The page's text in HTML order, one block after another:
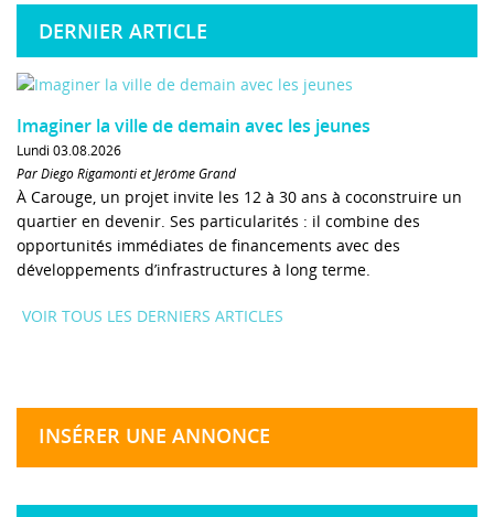
DERNIER ARTICLE
Imaginer la ville de demain avec les jeunes
Lundi 03.08.2026
Par Diego Rigamonti et Jérôme Grand
À Carouge, un projet invite les 12 à 30 ans à coconstruire un
quartier en devenir. Ses particularités : il combine des
opportunités immédiates de financements avec des
développements d’infrastructures à long terme.
VOIR TOUS LES DERNIERS ARTICLES
INSÉRER UNE ANNONCE